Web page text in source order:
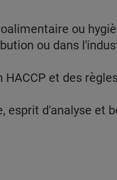
ou
ou dans
et des
esprit d'analyse et